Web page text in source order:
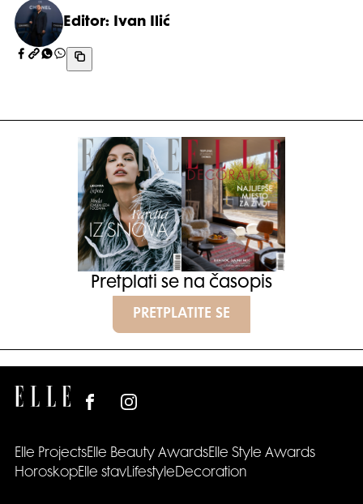
Editor: Ivan Ilić
Pretplati se na časopis
PRETPLATITE SE
Elle ProjectsElle Beauty AwardsElle Style Awards
HoroskopElle stavLifestyleDecoration